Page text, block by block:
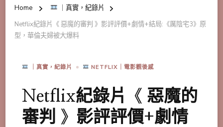
Home
｜真實，紀錄片
Netflix紀錄片《 惡魔的審判 》影評評價+劇情+結局:《厲陰宅3》原
型，華倫夫婦被大爆料
｜真實，紀錄片 NETFLIX｜電影觀後感
Netflix紀錄片《 惡魔的
審判 》影評評價+劇情